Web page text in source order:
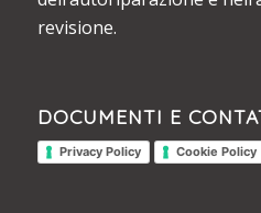
revisione.
DOCUMENTI E
Privacy Policy Cookie Policy